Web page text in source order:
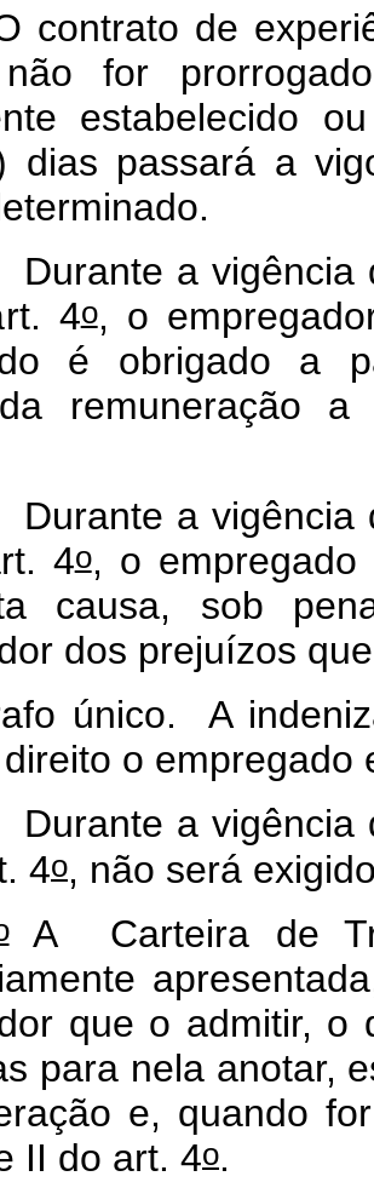
contrato de
não for
estabelecido
dias passará a
a vigência
4o, o
é obrigado a
remuneração
a vigência
4o, o empregado
causa, sob
dos prejuízos
único. A
o empregado
a vigência
4o, não será
A Carteira de
que o admitir,
para nela anotar,
e, quando
II do art. 4o.